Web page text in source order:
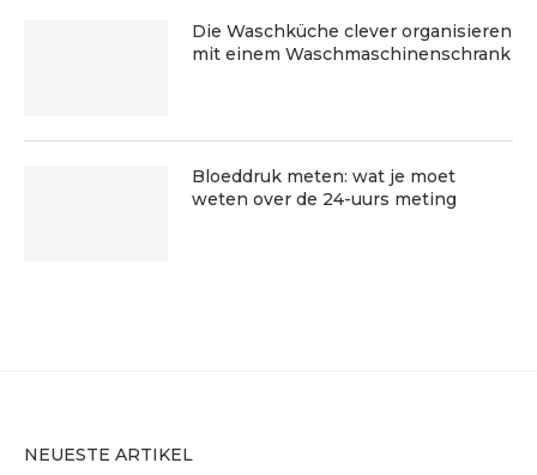
Die Waschküche clever organisieren
mit einem Waschmaschinenschrank
Bloeddruk meten: wat je moet
weten over de 24-uurs meting
NEUESTE ARTIKEL